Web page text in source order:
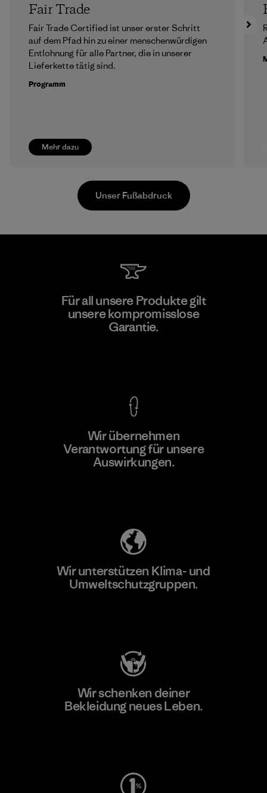
Mehr dazu
Fair Trade
Fair Trade Certified ist unser erster Schritt
auf dem Pfad hin zu einer menschenwürdigen
Entlohnung für alle Partner, die in unserer
Lieferkette tätig sind.
Programm
Teijin Frontier Co., Ltd.
Material-supplier
Unser Fußabdruck
Für all unsere Produkte gilt
unsere kompromisslose
Garantie.
Wir übernehmen
Verantwortung für unsere
Auswirkungen.
Wir unterstützen Klima- und
Umweltschutzgruppen.
Wir schenken deiner
Bekleidung neues Leben.